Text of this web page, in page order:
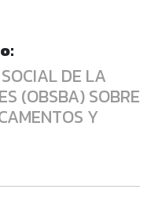
DE LA
(OBSBA) SOBRE
Y